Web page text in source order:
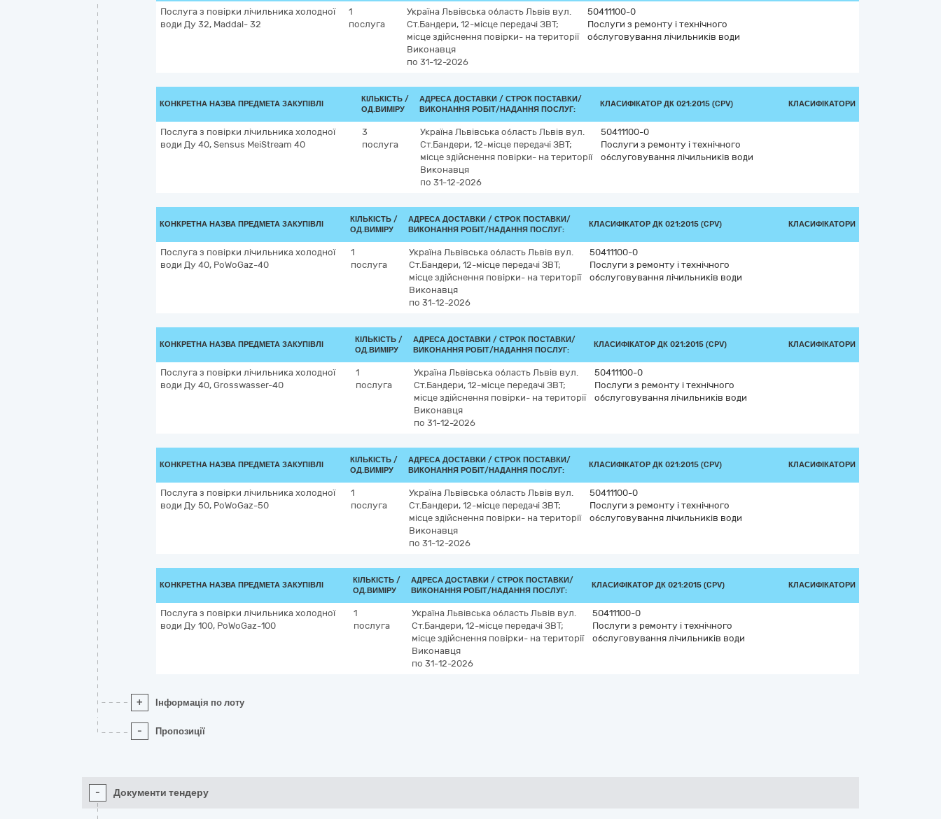
Послуга з повірки лічильника холодної
води Ду 32, Maddal- 32
1
послуга
Україна Львівська область Львів вул.
Ст.Бандери, 12-місце передачі ЗВТ;
місце здійснення повірки- на території
Виконавця
по 31-12-2026
50411100-0
Послуги з ремонту і технічного
обслуговування лічильників води
КОНКРЕТНА НАЗВА ПРЕДМЕТА ЗАКУПІВЛІ
КІЛЬКІСТЬ /
ОД.ВИМІРУ
АДРЕСА ДОСТАВКИ / СТРОК ПОСТАВКИ/
ВИКОНАННЯ РОБІТ/НАДАННЯ ПОСЛУГ:
КЛАСИФІКАТОР ДК 021:2015 (CPV) КЛАСИФІКАТОРИ
Послуга з повірки лічильника холодної
води Ду 40, Sensus MeiStream 40
3
послуга
Україна Львівська область Львів вул.
Ст.Бандери, 12-місце передачі ЗВТ;
місце здійснення повірки- на території
Виконавця
по 31-12-2026
50411100-0
Послуги з ремонту і технічного
обслуговування лічильників води
КОНКРЕТНА НАЗВА ПРЕДМЕТА ЗАКУПІВЛІ
КІЛЬКІСТЬ /
ОД.ВИМІРУ
АДРЕСА ДОСТАВКИ / СТРОК ПОСТАВКИ/
ВИКОНАННЯ РОБІТ/НАДАННЯ ПОСЛУГ:
КЛАСИФІКАТОР ДК 021:2015 (CPV) КЛАСИФІКАТОРИ
Послуга з повірки лічильника холодної
води Ду 40, PoWoGaz-40
1
послуга
Україна Львівська область Львів вул.
Ст.Бандери, 12-місце передачі ЗВТ;
місце здійснення повірки- на території
Виконавця
по 31-12-2026
50411100-0
Послуги з ремонту і технічного
обслуговування лічильників води
КОНКРЕТНА НАЗВА ПРЕДМЕТА ЗАКУПІВЛІ
КІЛЬКІСТЬ /
ОД.ВИМІРУ
АДРЕСА ДОСТАВКИ / СТРОК ПОСТАВКИ/
ВИКОНАННЯ РОБІТ/НАДАННЯ ПОСЛУГ:
КЛАСИФІКАТОР ДК 021:2015 (CPV) КЛАСИФІКАТОРИ
Послуга з повірки лічильника холодної
води Ду 40, Grosswasser-40
1
послуга
Україна Львівська область Львів вул.
Ст.Бандери, 12-місце передачі ЗВТ;
місце здійснення повірки- на території
Виконавця
по 31-12-2026
50411100-0
Послуги з ремонту і технічного
обслуговування лічильників води
КОНКРЕТНА НАЗВА ПРЕДМЕТА ЗАКУПІВЛІ
КІЛЬКІСТЬ /
ОД.ВИМІРУ
АДРЕСА ДОСТАВКИ / СТРОК ПОСТАВКИ/
ВИКОНАННЯ РОБІТ/НАДАННЯ ПОСЛУГ:
КЛАСИФІКАТОР ДК 021:2015 (CPV) КЛАСИФІКАТОРИ
Послуга з повірки лічильника холодної
води Ду 50, PoWoGaz-50
1
послуга
Україна Львівська область Львів вул.
Ст.Бандери, 12-місце передачі ЗВТ;
місце здійснення повірки- на території
Виконавця
по 31-12-2026
50411100-0
Послуги з ремонту і технічного
обслуговування лічильників води
КОНКРЕТНА НАЗВА ПРЕДМЕТА ЗАКУПІВЛІ
КІЛЬКІСТЬ /
ОД.ВИМІРУ
АДРЕСА ДОСТАВКИ / СТРОК ПОСТАВКИ/
ВИКОНАННЯ РОБІТ/НАДАННЯ ПОСЛУГ:
КЛАСИФІКАТОР ДК 021:2015 (CPV) КЛАСИФІКАТОРИ
Послуга з повірки лічильника холодної
води Ду 100, PoWoGaz-100
1
послуга
Україна Львівська область Львів вул.
Ст.Бандери, 12-місце передачі ЗВТ;
місце здійснення повірки- на території
Виконавця
по 31-12-2026
50411100-0
Послуги з ремонту і технічного
обслуговування лічильників води
+ Інформація по лоту
- Пропозиції
- Документи тендеру